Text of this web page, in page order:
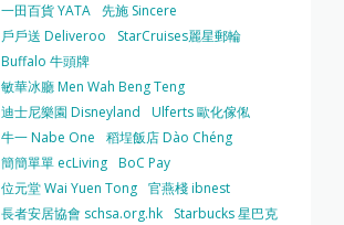
一田百貨 YATA 先施 Sincere
戶戶送 Deliveroo
StarCruises麗星郵輪
Buffalo 牛頭牌
敏華冰廳 Men Wah Beng Teng
迪士尼樂園 Disneyland
Ulferts 歐化傢俬
牛一 Nabe One
稻埕飯店 Dào Chéng
簡簡單單 ecLiving BoC Pay
位元堂 Wai Yuen Tong 官燕棧 ibnest
長者安居協會 schsa.org.hk
Starbucks 星巴克